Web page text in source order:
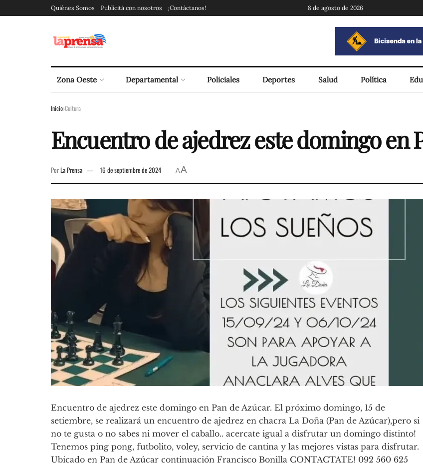
Quiénes Somos Publicitá con nosotros ¡Contáctanos! 8 de agosto de 2026
Zona Oeste Departamental Policiales Deportes Salud Política
Inicio Cultura
Encuentro de ajedrez este domingo en
PorLa Prensa 16 de septiembre de 2024 AA
Encuentro de ajedrez este domingo en Pan de Azúcar. El próximo domingo, 15 de
setiembre, se realizará un encuentro de ajedrez en chacra La Doña (Pan de Azúcar),pero si
no te gusta o no sabes ni mover el caballo.. acercate igual a disfrutar un domingo distinto!
Tenemos ping pong, futbolito, voley, servicio de cantina y las mejores vistas para disfrutar.
Ubicado en Pan de Azúcar continuación Francisco Bonilla CONTACTATE! 092 560 625